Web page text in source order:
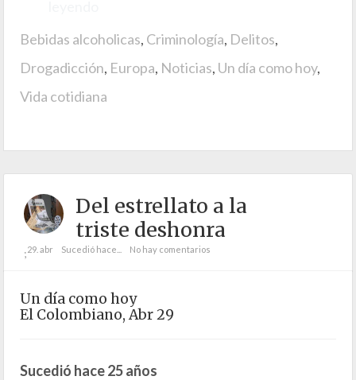
Bebidas alcoholicas, Criminología, Delitos,
Drogadicción, Europa, Noticias, Un día como hoy,
Vida cotidiana
Del estrellato a la
triste deshonra
;29. abr Sucedió hace... No hay comentarios
Un día como hoy
El Colombiano, Abr 29
Sucedió hace 25 años